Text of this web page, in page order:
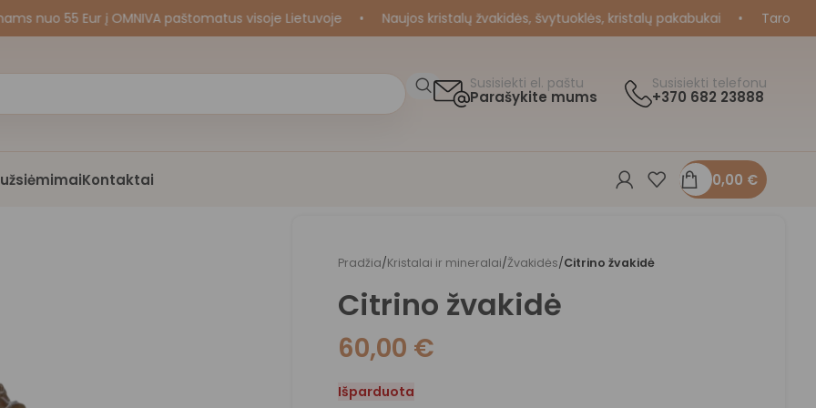
55 Eur į OMNIVA paštomatus visoje Lietuvoje • Naujos kristalų žvakidės, švytuoklės, kristalų pakabukai • Taro ir
Susisiekti el. paštu
Parašykite mums
Susisiekti telefonu
+370 682 23888
Kontaktai 0,00 €
Pradžia/Kristalai ir mineralai/Žvakidės/Citrino žvakidė
Citrino žvakidė
60,00 €
Išparduota